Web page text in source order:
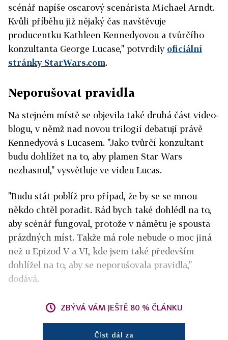
scénář napíše oscarový scenárista Michael Arndt.
Kvůli příběhu již nějaký čas navštěvuje
producentku Kathleen Kennedyovou a tvůrčího
konzultanta George Lucase," potvrdily oficiální
stránky StarWars.com.
Neporušovat pravidla
Na stejném místě se objevila také druhá část video-
blogu, v němž nad novou trilogií debatují právě
Kennedyová s Lucasem. "Jako tvůrčí konzultant
budu dohlížet na to, aby plamen Star Wars
nezhasnul," vysvětluje ve videu Lucas.
"Budu stát poblíž pro případ, že by se se mnou
někdo chtěl poradit. Rád bych také dohlédl na to,
aby scénář fungoval, protože v námětu je spousta
prázdných míst. Takže má role nebude o moc jiná
než u Epizod V a VI, kde jsem také především
dohlížel na to, aby se neporušovala pravidla,"
dodává.
ZBÝVÁ VÁM JEŠTĚ 80 % ČLÁNKU
Číst dál za